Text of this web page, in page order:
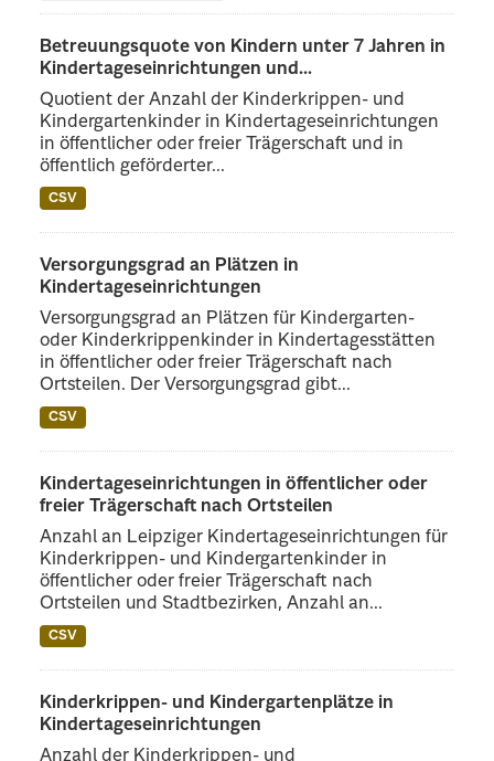
Betreuungsquote von Kindern unter 7 Jahren in
Kindertageseinrichtungen und...
Quotient der Anzahl der Kinderkrippen- und
Kindergartenkinder in Kindertageseinrichtungen
in öffentlicher oder freier Trägerschaft und in
öffentlich geförderter...
CSV
Versorgungsgrad an Plätzen in
Kindertageseinrichtungen
Versorgungsgrad an Plätzen für Kindergarten-
oder Kinderkrippenkinder in Kindertagesstätten
in öffentlicher oder freier Trägerschaft nach
Ortsteilen. Der Versorgungsgrad gibt...
CSV
Kindertageseinrichtungen in öffentlicher oder
freier Trägerschaft nach Ortsteilen
Anzahl an Leipziger Kindertageseinrichtungen für
Kinderkrippen- und Kindergartenkinder in
öffentlicher oder freier Trägerschaft nach
Ortsteilen und Stadtbezirken, Anzahl an...
CSV
Kinderkrippen- und Kindergartenplätze in
Kindertageseinrichtungen
Anzahl der Kinderkrippen- und